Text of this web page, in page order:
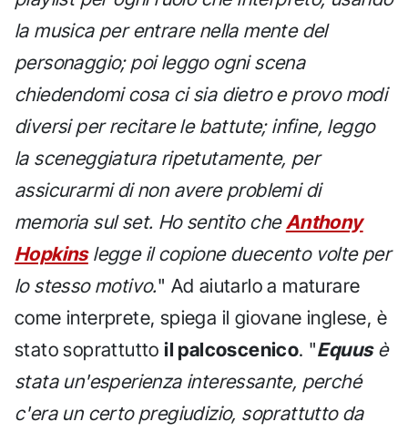
la musica per entrare nella mente del
personaggio; poi leggo ogni scena
chiedendomi cosa ci sia dietro e provo modi
diversi per recitare le battute; infine, leggo
la sceneggiatura ripetutamente, per
assicurarmi di non avere problemi di
memoria sul set. Ho sentito che Anthony
Hopkinslegge il copione duecento volte per
lo stesso motivo." Ad aiutarlo a maturare
come interprete, spiega il giovane inglese, è
stato soprattuttoil palcoscenico. "Equusè
stata un'esperienza interessante, perché
c'era un certo pregiudizio, soprattutto da